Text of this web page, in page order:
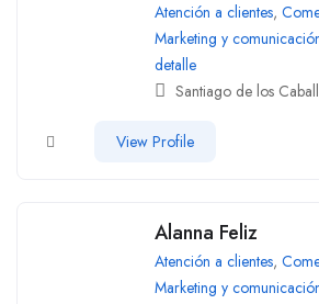
Atención a clientes,
Marketing y
detalle
Santiago de los
View Profile
Alanna Feliz
Atención a clientes,
Marketing y